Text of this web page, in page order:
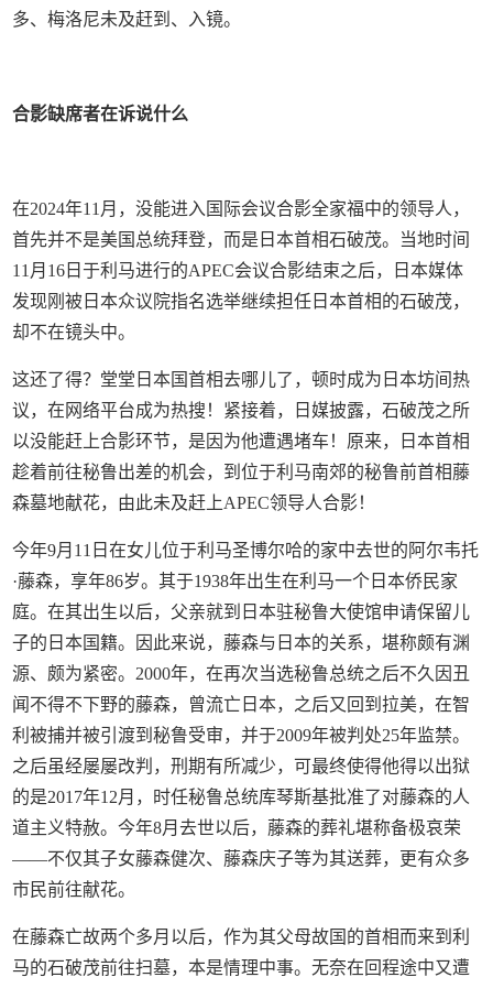
多、梅洛尼未及赶到、入镜。
合影缺席者在诉说什么
在2024年11月，没能进入国际会议合影全家福中的领导人，
首先并不是美国总统拜登，而是日本首相石破茂。当地时间
11月16日于利马进行的APEC会议合影结束之后，日本媒体
发现刚被日本众议院指名选举继续担任日本首相的石破茂，
却不在镜头中。
这还了得？堂堂日本国首相去哪儿了，顿时成为日本坊间热
议，在网络平台成为热搜！紧接着，日媒披露，石破茂之所
以没能赶上合影环节，是因为他遭遇堵车！原来，日本首相
趁着前往秘鲁出差的机会，到位于利马南郊的秘鲁前首相藤
森墓地献花，由此未及赶上APEC领导人合影！
今年9月11日在女儿位于利马圣博尔哈的家中去世的阿尔韦托
·藤森，享年86岁。其于1938年出生在利马一个日本侨民家
庭。在其出生以后，父亲就到日本驻秘鲁大使馆申请保留儿
子的日本国籍。因此来说，藤森与日本的关系，堪称颇有渊
源、颇为紧密。2000年，在再次当选秘鲁总统之后不久因丑
闻不得不下野的藤森，曾流亡日本，之后又回到拉美，在智
利被捕并被引渡到秘鲁受审，并于2009年被判处25年监禁。
之后虽经屡屡改判，刑期有所减少，可最终使得他得以出狱
的是2017年12月，时任秘鲁总统库琴斯基批准了对藤森的人
道主义特赦。今年8月去世以后，藤森的葬礼堪称备极哀荣
——不仅其子女藤森健次、藤森庆子等为其送葬，更有众多
市民前往献花。
在藤森亡故两个多月以后，作为其父母故国的首相而来到利
马的石破茂前往扫墓，本是情理中事。无奈在回程途中又遭